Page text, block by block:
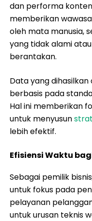
dan performa
memberikan
oleh mata manusia,
yang tidak alami
berantakan.
Data yang
berbasis pada
Hal ini memberikan
untuk menyusun
lebih efektif.
Efisiensi Waktu
Sebagai pemilik
untuk fokus pada
pelayanan
untuk urusan teknis